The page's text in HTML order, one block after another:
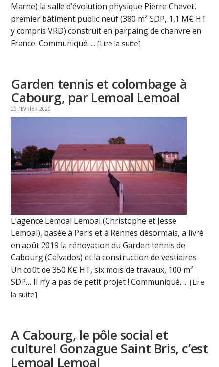
Marne) la salle d’évolution physique Pierre Chevet,
premier bâtiment public neuf (380 m² SDP, 1,1 M€ HT
y compris VRD) construit en parpaing de chanvre en
France. Communiqué. ...[Lire la suite]
Garden tennis et colombage à
Cabourg, par Lemoal Lemoal
29 FÉVRIER 2020
L’agence Lemoal Lemoal (Christophe et Jesse
Lemoal), basée à Paris et à Rennes désormais, a livré
en août 2019 la rénovation du Garden tennis de
Cabourg (Calvados) et la construction de vestiaires.
Un coût de 350 K€ HT, six mois de travaux, 100 m²
SDP… Il n’y a pas de petit projet ! Communiqué. ...[Lire
la suite]
A Cabourg, le pôle social et
culturel Gonzague Saint Bris, c’est
Lemoal Lemoal